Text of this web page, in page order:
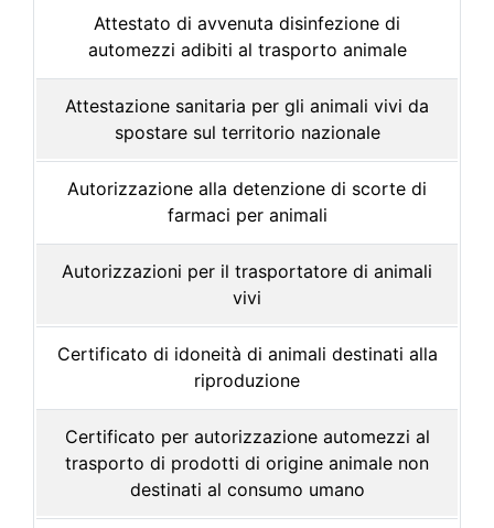
Attestato di avvenuta disinfezione di
automezzi adibiti al trasporto animale
Attestazione sanitaria per gli animali vivi da
spostare sul territorio nazionale
Autorizzazione alla detenzione di scorte di
farmaci per animali
Autorizzazioni per il trasportatore di animali
vivi
Certificato di idoneità di animali destinati alla
riproduzione
Certificato per autorizzazione automezzi al
trasporto di prodotti di origine animale non
destinati al consumo umano